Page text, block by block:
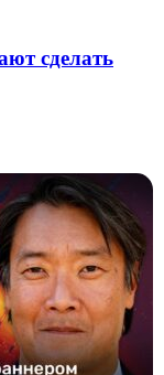
сделать